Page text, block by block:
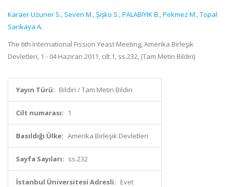
Karaer Uzuner S., Seven M.,Şişko S.,PALABIYIK B.,Pekmez M.,Topal
Sarıkaya A.
The 6th International Fission Yeast Meeting, Amerika Birleşik
Devletleri, 1 - 04 Haziran 2011, cilt.1, ss.232, (Tam Metin Bildiri)
Yayın Türü: Bildiri / Tam Metin Bildiri
Cilt numarası: 1
Basıldığı Ülke: Amerika Birleşik Devletleri
Sayfa Sayıları: ss.232
İstanbul Üniversitesi Adresli: Evet